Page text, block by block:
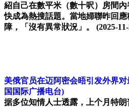
紹自己在數平米（數十呎）房間
快成為熱搜話題。當地婦聯昨回
障，「沒有異常狀況」。
(2025-
美俄官员在迈阿密会晤引发外界
国国际广播电台)
据多位知情人士透露，上个月特